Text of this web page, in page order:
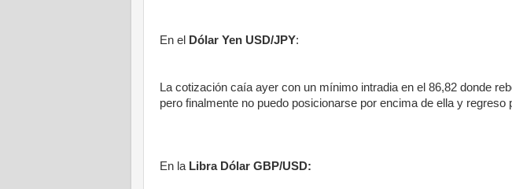
En el Dólar Yen USD/JPY:
La cotización caía ayer con un mínimo intradia en el 86,82 donde
pero finalmente no puedo posicionarse por encima de ella y
En la Libra Dólar GBP/USD: